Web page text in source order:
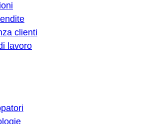
clienti
lavoro